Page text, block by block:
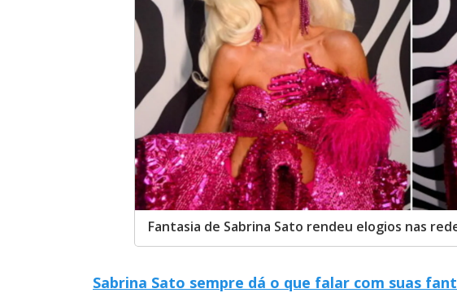
Fantasia de Sabrina Sato rendeu elogios nas
Sabrina Sato sempre dá o que falar com suas